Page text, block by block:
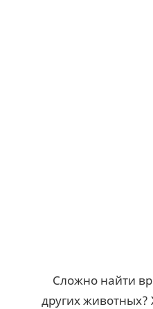
Сложно найти
других